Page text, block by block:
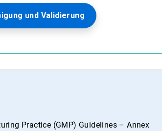
und Validierung
Practice (GMP) Guidelines – Annex